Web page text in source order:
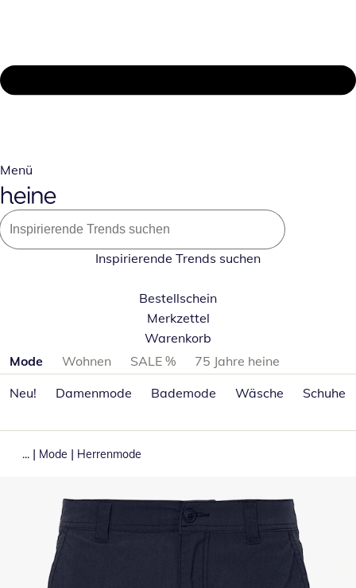
Menü
Inspirierende Trends suchen
Bestellschein
Merkzettel
Warenkorb
Produktkategorien überspringen
Mode Wohnen SALE %
75 Jahre heine
Neu!
Damenmode Bademode Wäsche Schuhe
... | Mode | Herrenmode